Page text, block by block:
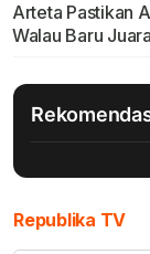
Arteta Pastikan
Walau Baru
Republika TV